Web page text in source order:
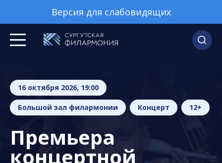
Версия для слабовидящих
16 октября 2026, 19:00
Большой зал филармонии Концерт 12+
Премьера
концертной